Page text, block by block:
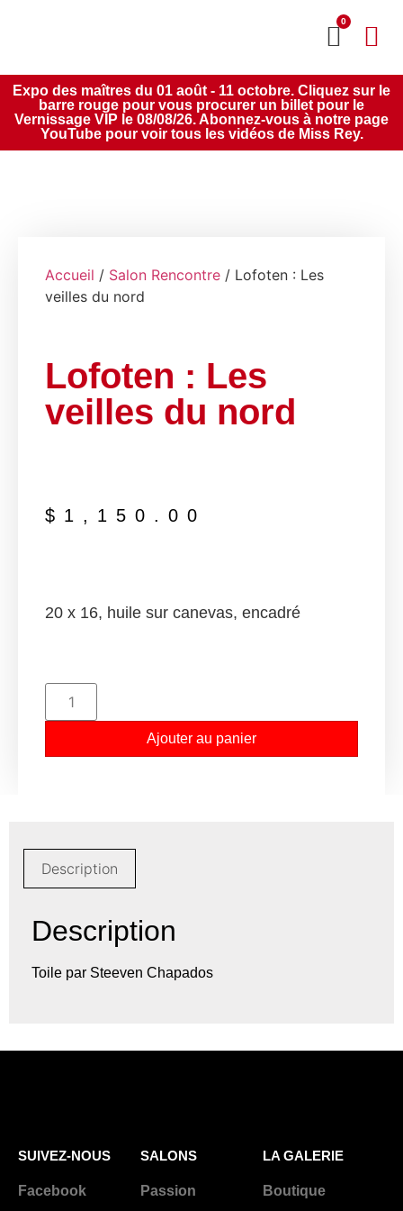
0
Expo des maîtres du 01 août - 11 octobre. Cliquez sur le
barre rouge pour vous procurer un billet pour le
Vernissage VIP le 08/08/26. Abonnez-vous à notre page
YouTube pour voir tous les vidéos de Miss Rey.
Accueil / Salon Rencontre / Lofoten : Les
veilles du nord
Lofoten : Les
veilles du nord
$ 1,150.00
20 x 16, huile sur canevas, encadré
Ajouter au panier
Description
Description
Toile par Steeven Chapados
SUIVEZ-NOUS
Facebook
SALONS
Passion
LA GALERIE
Boutique